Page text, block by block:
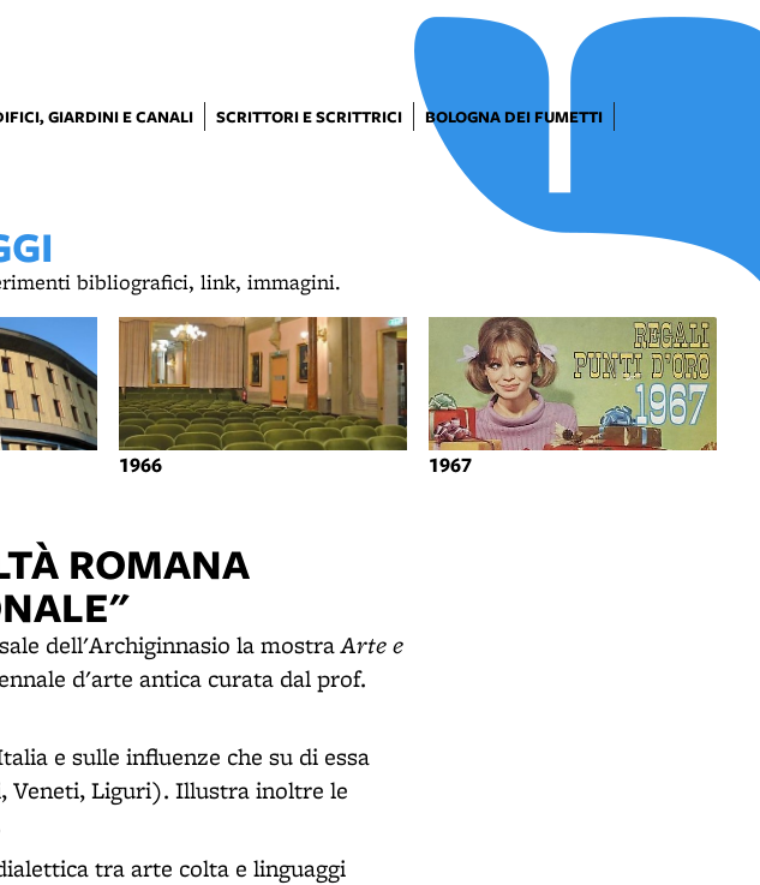
GIARDINI E CANALI SCRITTORI E SCRITTRICI
BOLOGNA DEI FUMETTI
bibliografici, link, immagini.
1966 1967
ROMANA
dell'Archiginnasio la mostraArte e
d'arte antica curata dal prof.
e sulle influenze che su di essa
Veneti, Liguri). Illustra inoltre le
tra arte colta e linguaggi